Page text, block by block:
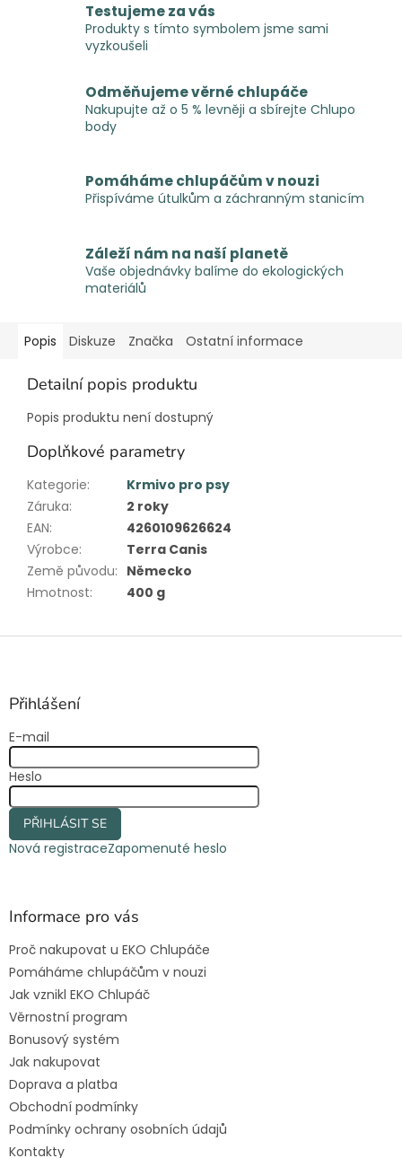
Testujeme za vás
Produkty s tímto symbolem jsme sami
vyzkoušeli
Odměňujeme věrné chlupáče
Nakupujte až o 5 % levněji a sbírejte Chlupo
body
Pomáháme chlupáčům v nouzi
Přispíváme útulkům a záchranným stanicím
Záleží nám na naší planetě
Vaše objednávky balíme do ekologických
materiálů
Popis Diskuze Značka Ostatní informace
Detailní popis produktu
Popis produktu není dostupný
Doplňkové parametry
Kategorie:
Krmivo pro psy
Záruka:
2 roky
EAN:
4260109626624
Výrobce:
Terra Canis
Země původu: Německo
Hmotnost: 400 g
Z
Přihlášení
E-mail
Heslo
PŘIHLÁSIT SE
Nová registraceZapomenuté heslo
Informace pro vás
Proč nakupovat u EKO Chlupáče
Pomáháme chlupáčům v nouzi
Jak vznikl EKO Chlupáč
Věrnostní program
Bonusový systém
Jak nakupovat
Doprava a platba
Obchodní podmínky
Podmínky ochrany osobních údajů
Kontakty